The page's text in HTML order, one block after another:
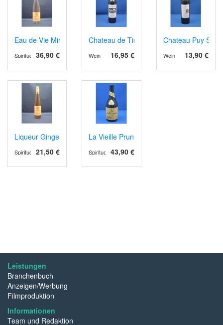
Eau de Vie Mirabelle
36,90 €
Spirituosen
Chateau de Tiregand AOP Pecharment
16,95 €
Wein
Chateau Puy
13,90 €
Wein
Liqueur Gingembre (Ingwer)
21,50 €
Spirituosen
La Vieille Prune
43,90 €
Spirituosen
Leistungen
Branchenbuch
Anzeigen/Werbung
Filmproduktion
Informationen
Team und Redaktion